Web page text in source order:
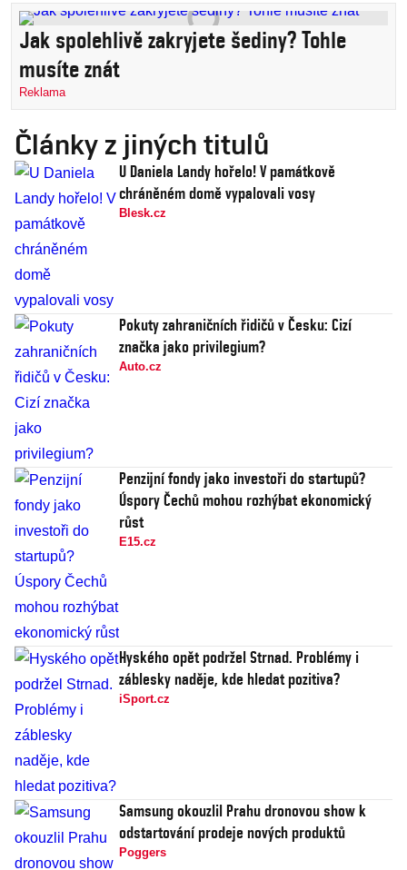
Jak spolehlivě zakryjete šediny? Tohle
musíte znát
Reklama
Články z jiných titulů
U Daniela Landy hořelo! V památkově
chráněném domě vypalovali vosy
Blesk.cz
Pokuty zahraničních řidičů v Česku: Cizí
značka jako privilegium?
Auto.cz
Penzijní fondy jako investoři do startupů?
Úspory Čechů mohou rozhýbat ekonomický
růst
E15.cz
Hyského opět podržel Strnad. Problémy i
záblesky naděje, kde hledat pozitiva?
iSport.cz
Samsung okouzlil Prahu dronovou show k
odstartování prodeje nových produktů
Poggers